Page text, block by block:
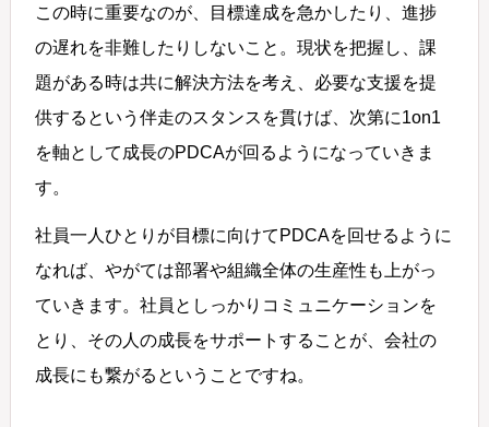
この時に重要なのが、目標達成を急かしたり、進捗
の遅れを非難したりしないこと。現状を把握し、課
題がある時は共に解決方法を考え、必要な支援を提
供するという伴走のスタンスを貫けば、次第に1on1
を軸として成長のPDCAが回るようになっていきま
す。
社員一人ひとりが目標に向けてPDCAを回せるように
なれば、やがては部署や組織全体の生産性も上がっ
ていきます。社員としっかりコミュニケーションを
とり、その人の成長をサポートすることが、会社の
成長にも繋がるということですね。